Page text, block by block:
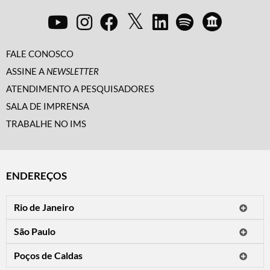
FALE CONOSCO
ASSINE A NEWSLETTER
ATENDIMENTO A PESQUISADORES
SALA DE IMPRENSA
TRABALHE NO IMS
ENDEREÇOS
Rio de Janeiro
Horário de visitação: a programação do IMS no Rio de Janeiro será
apresentada em instituições culturais parceiras.
São Paulo
CEP 01310-300 - São Paulo/SP
Poços de Caldas